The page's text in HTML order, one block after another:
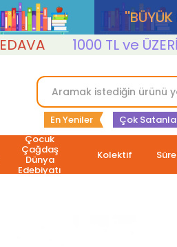
1000 TL ve ÜZERİ
En Yeniler Çok
Çocuk
Çağdaş
Dünya
Edebiyatı
Kolektif